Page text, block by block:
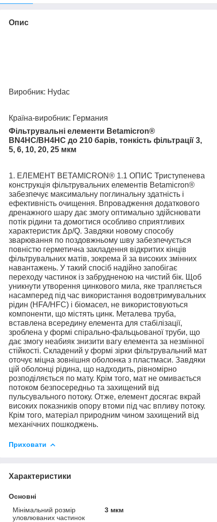
Опис
Виробник: Hydac
Країна-виробник: Германия
Фільтрувальні елементи Betamicron®
BN4HC/BH4HC до 210 барів, тонкість фільтрації 3,
5, 6, 10, 20, 25 мкм
1. ЕЛЕМЕНТ BETAMICRON® 1.1 ОПИС Триступенева
конструкція фільтрувальних елементів Betamicron®
забезпечує максимальну поглинальну здатність і
ефективність очищення. Впровадження додаткового
дренажного шару дає змогу оптимально здійснювати
потік рідини та домогтися особливо сприятливих
характеристик Δp/Q. Завдяки новому способу
зварювання по поздовжньому шву забезпечується
повністю герметична закладення відкритих кінців
фільтрувальних матів, зокрема й за високих змінних
навантажень. У такий спосіб надійно запобігає
переходу частинок із забрудненою на чистий бік. Щоб
уникнути утворення цинкового мила, яке трапляється
насамперед під час використання водовтримувальних
рідин (HFA/HFC) і біомасел, не використовуються
компоненти, що містять цинк. Металева труба,
вставлена всередину елемента для стабілізації,
зроблена у формі спірально-фальцьованої труби, що
дає змогу неабияк знизити вагу елемента за незмінної
стійкості. Складений у формі зірки фільтрувальний мат
оточує міцна зовнішня оболонка з пластмаси. Завдяки
цій оболонці рідина, що надходить, рівномірно
розподіляється по мату. Крім того, мат не омивається
потоком безпосередньо та захищений від
пульсувального потоку. Отже, елемент досягає вкрай
високих показників опору втоми під час впливу потоку.
Крім того, матеріал природним чином захищений від
механічних пошкоджень.
Приховати
Характеристики
Основні
Мінімальний розмір
уловлюваних частинок
3 мкм